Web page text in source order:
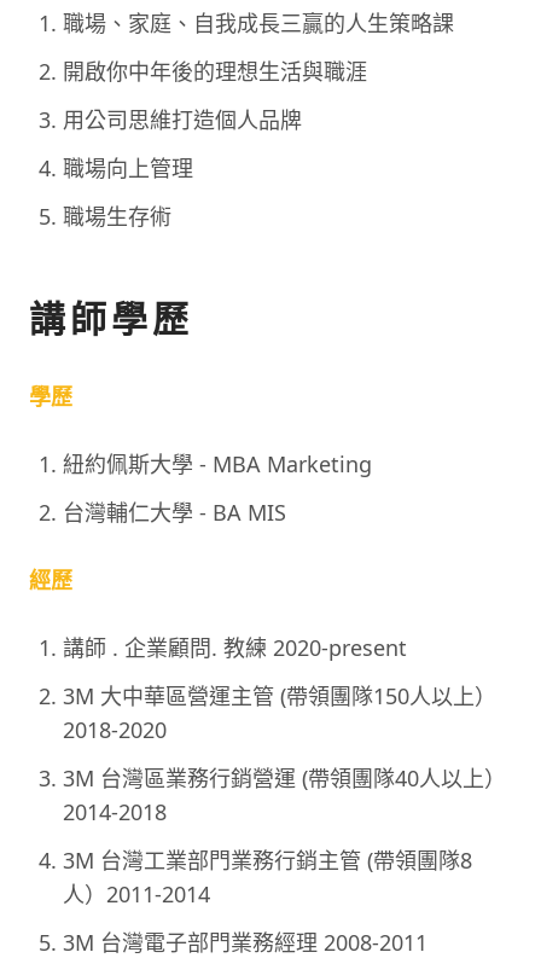
職場、家庭、自我成長三贏的人生策略課
開啟你中年後的理想生活與職涯
用公司思維打造個人品牌
職場向上管理
職場生存術
講師學歷
學歷
紐約佩斯大學 - MBA Marketing
台灣輔仁大學 - BA MIS
經歷
講師 . 企業顧問. 教練 2020-present
3M 大中華區營運主管 (帶領團隊150人以上）
2018-2020
3M 台灣區業務行銷營運 (帶領團隊40人以上）
2014-2018
3M 台灣工業部門業務行銷主管 (帶領團隊8
人）2011-2014
3M 台灣電子部門業務經理 2008-2011